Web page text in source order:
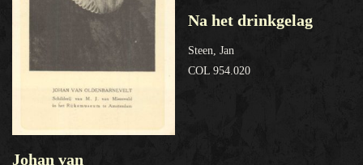
Johan van
Na het drinkgelag
Steen, Jan
COL 954.020